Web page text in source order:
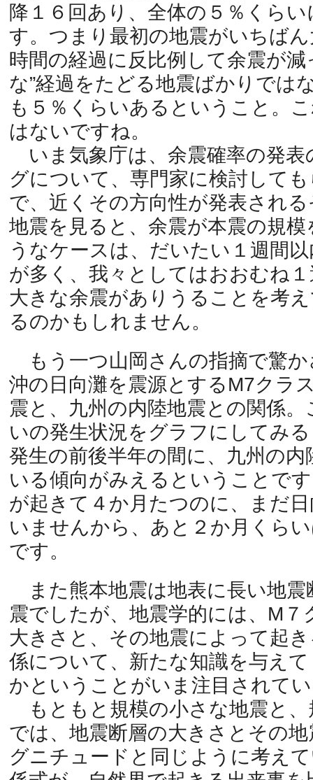
降１６回あり、全体の５％くら
す。つまり最初の地震がいちば
時間の経過に反比例して余震が
な”経過をたどる地震ばかりでは
も５％くらいあるということ。
はないですね。
いま気象庁は、余震確率の発表
グについて、専門家に検討して
で、近くその方向性が発表され
地震を見ると、余震が本震の規
うなケースは、だいたい１週間
が多く、我々としてはおおむね
大きな余震がありうることを考
るのかもしれません。
もう一つ山岡さんの指摘で驚か
沖の日向灘を震源とするM7クラ
震と、九州の内陸地震との関係
いの発生状況をグラフにしてみ
発生の前後半年の間に、九州の
いる傾向がみえるということで
が起きて４か月たつのに、まだ
いませんから、あと２か月くら
です。
また熊本地震は地表に長い地震
震でしたが、地震学的には、M７
大きさと、その地震によって起
係について、新たな知識を与え
かということがいま注目されて
もともと規模の小さな地震と、
では、地震断層の大きさとその
グニチュードと同じように考え